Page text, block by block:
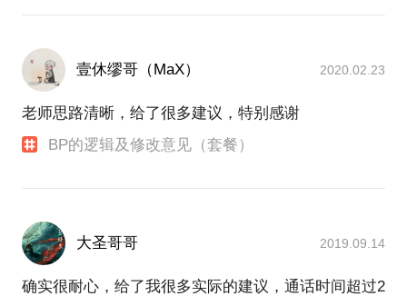
壹休缪哥（MaX） 2020.02.23
老师思路清晰，给了很多建议，特别感谢
BP的逻辑及修改意见（套餐）
大圣哥哥 2019.09.14
确实很耐心，给了我很多实际的建议，通话时间超过2